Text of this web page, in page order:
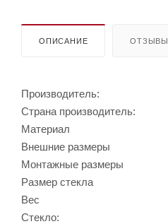
ОПИСАНИЕ ОТЗЫВЫ
Производитель:
Страна производитель:
Материал
Внешние размеры
Монтажные размеры
Размер стекла
Вес
Стекло: